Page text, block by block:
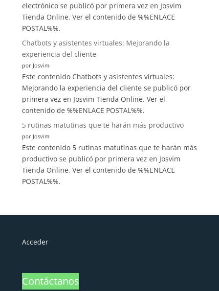
electrónico se publicó por primera vez en Josvim
Tienda Online. Ver el contenido de %%ENLACE
POSTAL%%.
Chatbots y asistentes virtuales: Mejorando la
experiencia del cliente
por Josvim
Este contenido Chatbots y asistentes virtuales:
Mejorando la experiencia del cliente se publicó por
primera vez en Josvim Tienda Online. Ver el
contenido de %%ENLACE POSTAL%%.
5 rutinas matutinas que te harán más productivo
por Josvim
Este contenido 5 rutinas matutinas que te harán más
productivo se publicó por primera vez en Josvim
Tienda Online. Ver el contenido de %%ENLACE
POSTAL%%.
Acceder
Contáctanos